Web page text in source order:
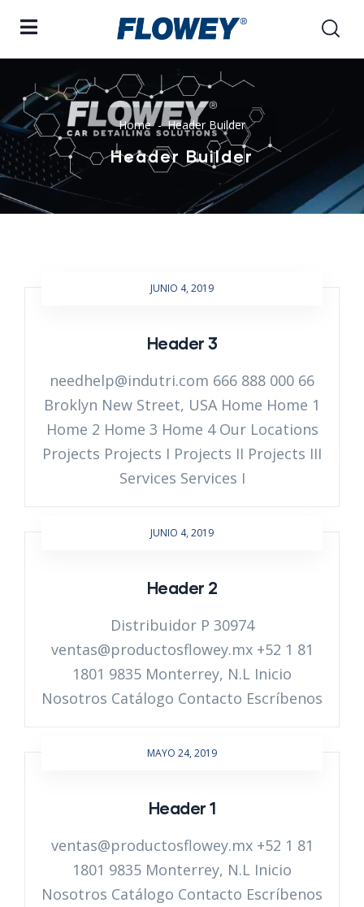
Home Header Builder
Header Builder
JUNIO 4, 2019
Header 3
needhelp@indutri.com 666 888 000 66
Broklyn New Street, USA Home Home 1
Home 2 Home 3 Home 4 Our Locations
Projects Projects I Projects II Projects III
Services Services I
JUNIO 4, 2019
Header 2
Distribuidor P 30974
ventas@productosflowey.mx +52 1 81
1801 9835 Monterrey, N.L Inicio
Nosotros Catálogo Contacto Escríbenos
MAYO 24, 2019
Header 1
ventas@productosflowey.mx +52 1 81
1801 9835 Monterrey, N.L Inicio
Nosotros Catálogo Contacto Escríbenos